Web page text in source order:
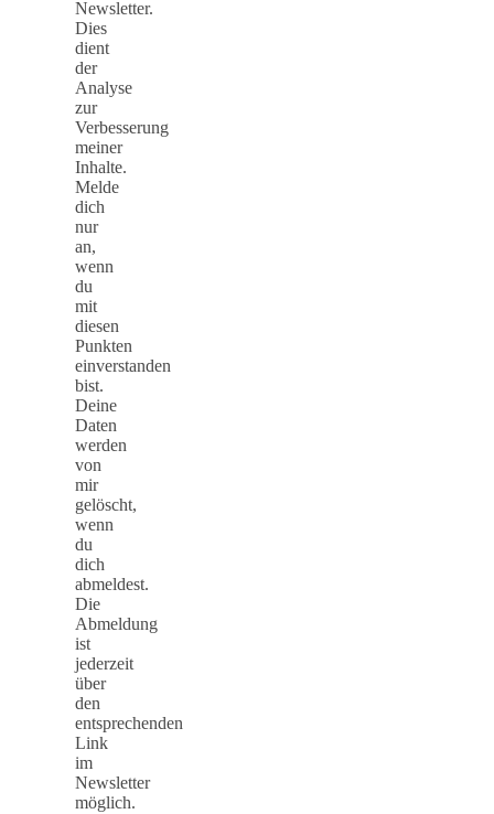
Newsletter.
Dies
dient
der
Analyse
zur
Verbesserung
meiner
Inhalte.
Melde
dich
nur
an,
wenn
du
mit
diesen
Punkten
einverstanden
bist.
Deine
Daten
werden
von
mir
gelöscht,
wenn
du
dich
abmeldest.
Die
Abmeldung
ist
jederzeit
über
den
entsprechenden
Link
im
Newsletter
möglich.